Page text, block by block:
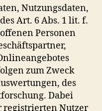
Nutzungsdaten,
Art. 6 Abs. 1 lit. f.
Personen
zum Zweck
des
Dabei
Nutzer